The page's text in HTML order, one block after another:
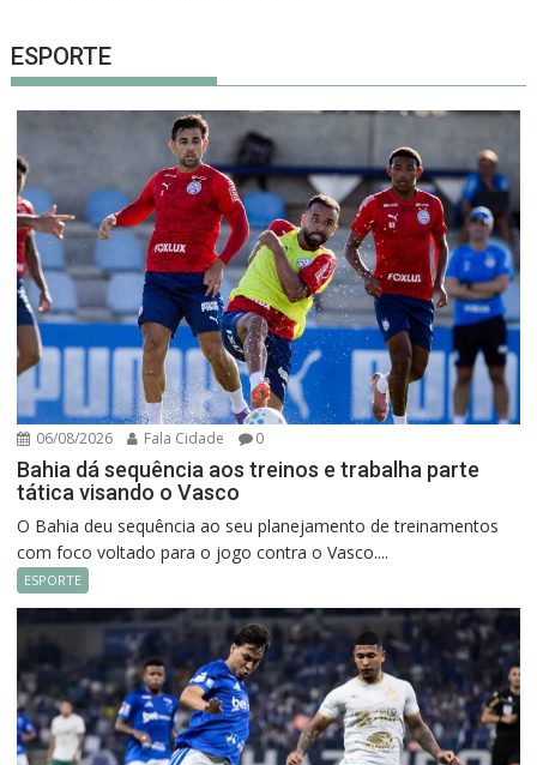
ESPORTE
06/08/2026 Fala Cidade 0
Bahia dá sequência aos treinos e trabalha parte
tática visando o Vasco
O Bahia deu sequência ao seu planejamento de treinamentos
com foco voltado para o jogo contra o Vasco....
ESPORTE